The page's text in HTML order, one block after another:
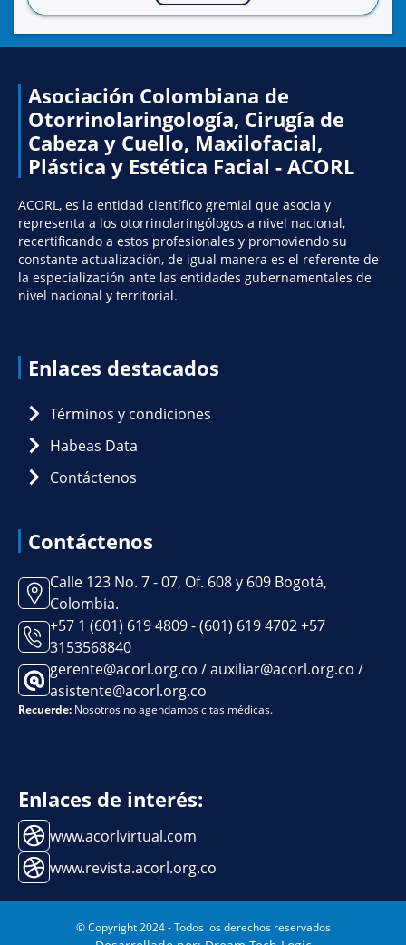
Asociación Colombiana de
Otorrinolaringología, Cirugía de
Cabeza y Cuello, Maxilofacial,
Plástica y Estética Facial - ACORL
ACORL, es la entidad científico gremial que asocia y
representa a los otorrinolaringólogos a nivel nacional,
recertificando a estos profesionales y promoviendo su
constante actualización, de igual manera es el referente de
la especialización ante las entidades gubernamentales de
nivel nacional y territorial.
Enlaces destacados
Términos y condiciones
Habeas Data
Contáctenos
Contáctenos
Calle 123 No. 7 - 07, Of. 608 y 609 Bogotá,
Colombia.
+57 1 (601) 619 4809 - (601) 619 4702 +57
3153568840
gerente@acorl.org.co / auxiliar@acorl.org.co /
asistente@acorl.org.co
Recuerde: Nosotros no agendamos citas médicas.
Enlaces de interés:
www.acorlvirtual.com
www.revista.acorl.org.co
© Copyright 2024 - Todos los derechos reservados